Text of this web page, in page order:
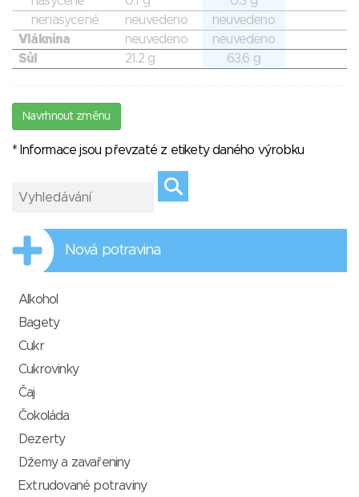
nenasycené
neuvedeno
neuvedeno
Vláknina
neuvedeno
neuvedeno
Sůl
21.2 g 63.6 g
Navrhnout změnu
* Informace jsou převzaté z etikety daného výrobku
Nová potravina
Alkohol
Bagety
Cukr
Cukrovinky
Čaj
Čokoláda
Dezerty
Džemy a zavařeniny
Extrudované potraviny